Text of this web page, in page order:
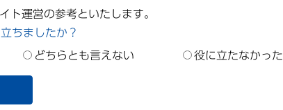
ト運営の参考といたします。
ちましたか？
どちらとも言えない 役に立たなかった